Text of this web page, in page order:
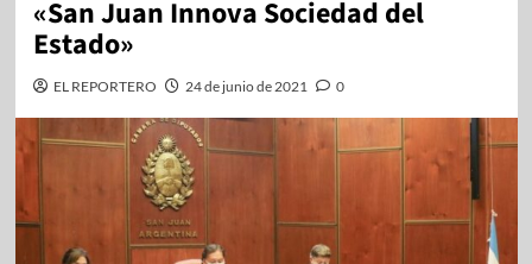
«San Juan Innova Sociedad del
Estado»
EL REPORTERO 24 de junio de 2021 0